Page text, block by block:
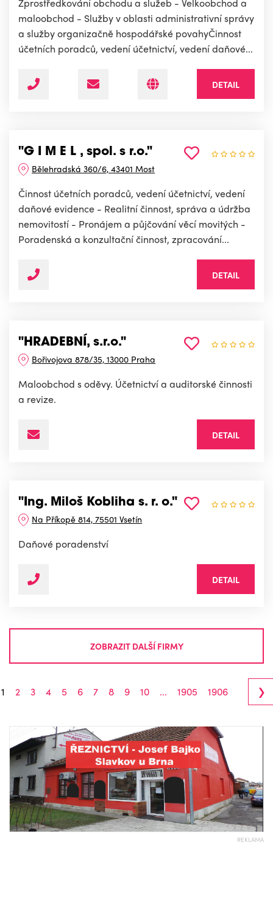
Zprostředkování obchodu a služeb - Velkoobchod a
maloobchod - Služby v oblasti administrativní správy
a služby organizačně hospodářské povahyČinnost
účetních poradců, vedení účetnictví, vedení daňové...
DETAIL
"G I M E L , spol. s r.o."
Bělehradská 360/6, 43401 Most
Činnost účetních poradců, vedení účetnictví, vedení
daňové evidence - Realitní činnost, správa a údržba
nemovitostí - Pronájem a půjčování věcí movitých -
Poradenská a konzultační činnost, zpracování...
DETAIL
"HRADEBNÍ, s.r.o."
Bořivojova 878/35, 13000 Praha
Maloobchod s oděvy. Účetnictví a auditorské činnosti
a revize.
DETAIL
"Ing. Miloš Kobliha s. r. o."
Na Příkopě 814, 75501 Vsetín
Daňové poradenství
DETAIL
ZOBRAZIT DALŠÍ FIRMY
1 2 3 4 5 6 7 8 9 10 ... 1905 1906 ›
REKLAMA